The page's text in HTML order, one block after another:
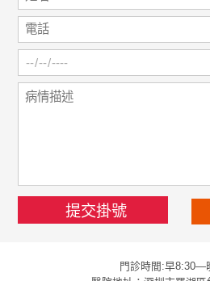
門診時間:早8:30—